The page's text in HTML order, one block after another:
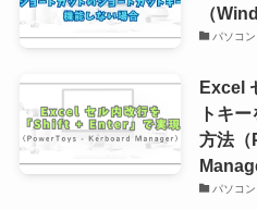
（
パソコン
Excel
トキ
方法
パソコン